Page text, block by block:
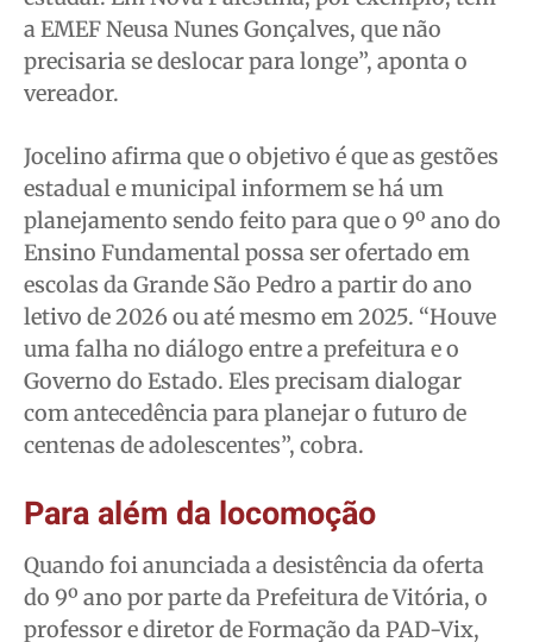
a EMEF Neusa Nunes Gonçalves, que não
precisaria se deslocar para longe”, aponta o
vereador.
Jocelino afirma que o objetivo é que as gestões
estadual e municipal informem se há um
planejamento sendo feito para que o 9º ano do
Ensino Fundamental possa ser ofertado em
escolas da Grande São Pedro a partir do ano
letivo de 2026 ou até mesmo em 2025. “Houve
uma falha no diálogo entre a prefeitura e o
Governo do Estado. Eles precisam dialogar
com antecedência para planejar o futuro de
centenas de adolescentes”, cobra.
Para além da locomoção
Quando foi anunciada a desistência da oferta
do 9º ano por parte da Prefeitura de Vitória, o
professor e diretor de Formação da PAD-Vix,